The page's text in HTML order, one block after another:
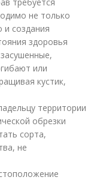
не только
и создания
здоровья
или
кустик,
территории
обрезки
сорта,
не